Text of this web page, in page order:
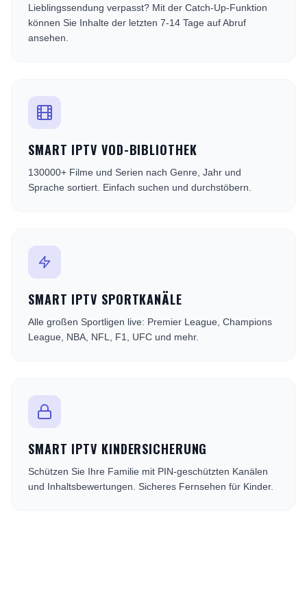
Lieblingssendung verpasst? Mit der Catch-Up-Funktion
können Sie Inhalte der letzten 7-14 Tage auf Abruf
ansehen.
SMART IPTV VOD-BIBLIOTHEK
130000+ Filme und Serien nach Genre, Jahr und
Sprache sortiert. Einfach suchen und durchstöbern.
SMART IPTV SPORTKANÄLE
Alle großen Sportligen live: Premier League, Champions
League, NBA, NFL, F1, UFC und mehr.
SMART IPTV KINDERSICHERUNG
Schützen Sie Ihre Familie mit PIN-geschützten Kanälen
und Inhaltsbewertungen. Sicheres Fernsehen für Kinder.